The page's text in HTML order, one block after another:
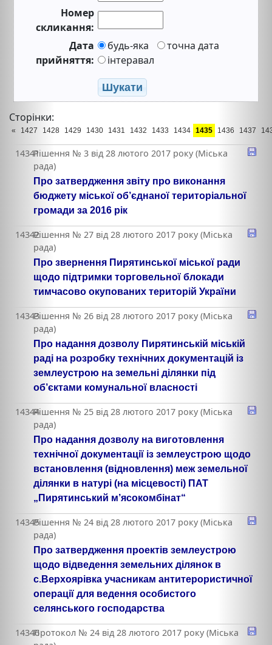
Номер
скликання:
Дата
прийняття:
будь-яка
точна дата
інтеравал
Шукати
Сторінки:
« 1427 1428 1429 1430 1431 1432 1433 1434 1435 1436 1437
14341Рішення № 3 від 28 лютого 2017 року (Міська
рада)
Про затвердження звіту про виконання
бюджету міської об’єднаної територіальної
громади за 2016 рік
14342Рішення № 27 від 28 лютого 2017 року (Міська
рада)
Про звернення Пирятинської міської ради
щодо підтримки торговельної блокади
тимчасово окупованих територій України
14343Рішення № 26 від 28 лютого 2017 року (Міська
рада)
Про надання дозволу Пирятинській міській
раді на розробку технічних документацій із
землеустрою на земельні ділянки під
об’єктами комунальної власності
14344Рішення № 25 від 28 лютого 2017 року (Міська
рада)
Про надання дозволу на виготовлення
технічної документації із землеустрою щодо
встановлення (відновлення) меж земельної
ділянки в натурі (на місцевості) ПАТ
„Пирятинський м’ясокомбінат“
14345Рішення № 24 від 28 лютого 2017 року (Міська
рада)
Про затвердження проектів землеустрою
щодо відведення земельних ділянок в
с.Верхоярівка учасникам антитерористичної
операції для ведення особистого
селянського господарства
14346Протокол № 24 від 28 лютого 2017 року (Міська